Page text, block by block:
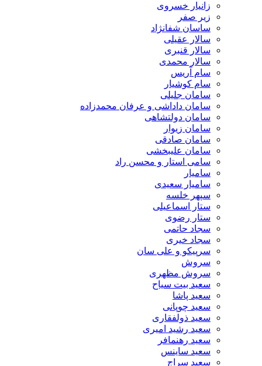
زانیار خسروی
زیر صفر
ساسان شفانژاد
سالار عقیلی
سالار قنبری
سالار محمدی
سام آریس
سام کوشیار
سامان جلیلی
سامان داداشی و عرفان محمدزاده
سامان دولتشاهی
سامان زیوار
سامان صادقی
سامان علیبخشی
سامی استار و محسن راد
سامیار
سامیار سعیدی
سپهر خلسه
ستار اسماعیلی
ستار رضوی
سجاد حاتمی
سجاد خیری
سرپیکو و علی سان
سروش
سروش مظهری
سعید بیت سیاح
سعید پاشا
سعید چوپانی
سعید ذولفقاری
سعید رشید امیری
سعید رهنمافر
سعید ساینس
سعید سراج